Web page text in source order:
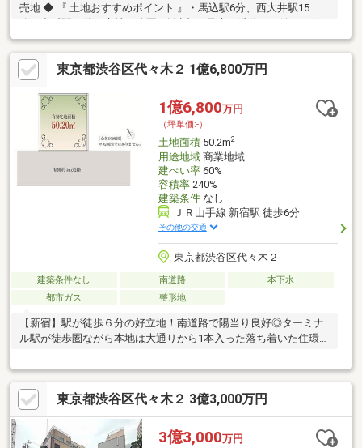
売地 ◆ 『 土地おすすめポイント 』・馬込駅6分、西大井駅15
環境・更地渡し×間口10ｍ×整形地・自由設計対応 … ライフスタイ
ルに合わせた理想の住まいを実現『 ロケーション 』・馬込、西大
井、中延利用可 … 通勤・通学もスムーズ- 都心へ軽快アクセス …
暮らしの幅が広がる立地『 サポート内容 』・法令上の制限に関す
るご説明 … 専門家が丁寧にご案内・間取り／資金計画のご相談可
能＝＝＝＝＝＝＝＝＝＝＝＝＝＝＝＝＝＝＝＝＝＝＝
東京都渋谷区代々木２ 1億6,800万円
1億6,800万円
（坪単価:-）
土地面積50.2m2
用途地域商業地域
建ぺい率60%
容積率240%
建築条件なし
ＪＲ山手線 新宿駅 徒歩6分
その他の交通
東京都渋谷区代々木２
建築条件なし 南道路
本下水
都市ガス
整形地
【新宿】駅が徒歩６分の好立地！南道路で陽当り良好◎ターミナ
ル駅が徒歩圏ながら本地は大通りから1本入った落ち着いた住環境
東京都渋谷区代々木２ 3億3,000万円
3億3,000万円